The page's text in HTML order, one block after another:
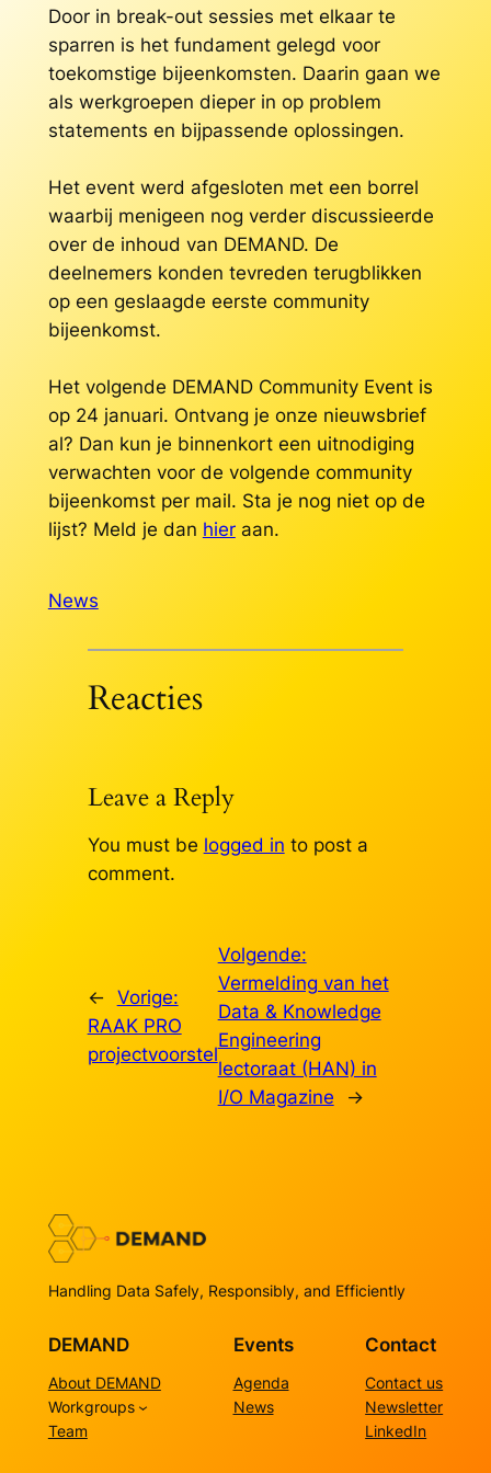
Door in break-out sessies met elkaar te
sparren is het fundament gelegd voor
toekomstige bijeenkomsten. Daarin gaan we
als werkgroepen dieper in op problem
statements en bijpassende oplossingen.
Het event werd afgesloten met een borrel
waarbij menigeen nog verder discussieerde
over de inhoud van DEMAND. De
deelnemers konden tevreden terugblikken
op een geslaagde eerste community
bijeenkomst.
Het volgende DEMAND Community Event is
op 24 januari. Ontvang je onze nieuwsbrief
al? Dan kun je binnenkort een uitnodiging
verwachten voor de volgende community
bijeenkomst per mail. Sta je nog niet op de
lijst? Meld je dan hieraan.
News
Reacties
Leave a Reply
You must be logged in to post a
comment.
← Vorige:
RAAK PRO
projectvoorstel
Volgende:
Vermelding van het
Data & Knowledge
Engineering
lectoraat (HAN) in
I/O Magazine
→
Handling Data Safely, Responsibly, and Efficiently
DEMAND
About DEMAND
Workgroups
Team
Events
Agenda
News
Contact
Contact us
Newsletter
LinkedIn